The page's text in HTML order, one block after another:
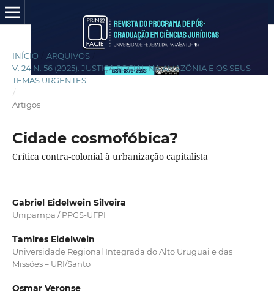
INÍCIO ARQUIVOS
V. 24 N. 56 (2025): JUSTIÇA SOCIAL NA AMAZÔNIA E OS SEUS
TEMAS URGENTES
/
Artigos
Cidade cosmofóbica?
Crítica contra-colonial à urbanização capitalista
Gabriel Eidelwein Silveira
Unipampa / PPGS-UFPI
Tamires Eidelwein
Universidade Regional Integrada do Alto Uruguai e das
Missões – URI/Santo
Osmar Veronse